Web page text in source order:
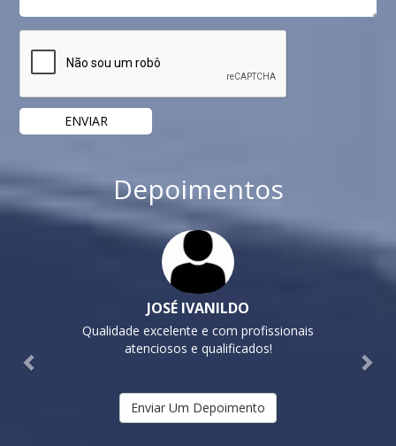
Depoimentos
JOSÉ IVANILDO
Qualidade excelente e com profissionais
atenciosos e qualificados!
Previous
Enviar Um Depoimento